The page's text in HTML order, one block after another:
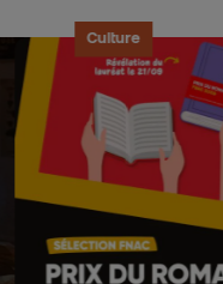
Culture